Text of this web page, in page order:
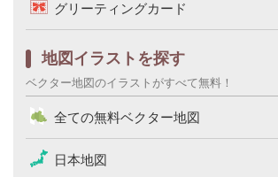
グリーティングカード
地図イラストを探す
ベクター地図のイラストがすべて無料！
全ての無料ベクター地図
日本地図